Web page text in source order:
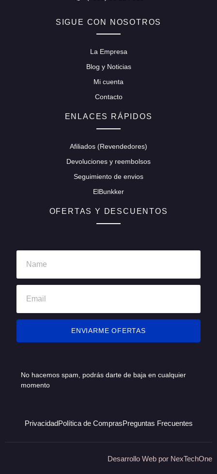
SIGUE CON NOSOTROS
La Empresa
Blog y Noticias
Mi cuenta
Contacto
ENLACES RÁPIDOS
Afiliados (Revendedores)
Devoluciones y reembolsos
Seguimiento de envios
ElBunkker
OFERTAS Y DESCUENTOS
ENVIARME OFERTAS
No hacemos spam, podrás darte de baja en cualquier
momento
PrivacidadPolítica de ComprasPreguntas Frecuentes
Desarrollo Web por NexTechOne